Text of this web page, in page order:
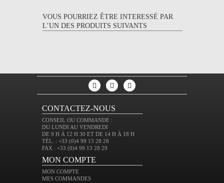
VOUS POURRIEZ ÊTRE INTERESSÉ PAR
L’UN DES PRODUITS SUIVANTS
CONTACTEZ-NOUS
CONSEIL OU COMMANDE :
DU LUNDI AU VENDREDI
DE 9 H À 12 H 30 ET DE 14 H À 18 H
TÉL. : +33 (0)4 99 13 28 28
FAX : +33 (0)4 99 13 28 29
MON COMPTE
MON COMPTE
MES COMMANDES